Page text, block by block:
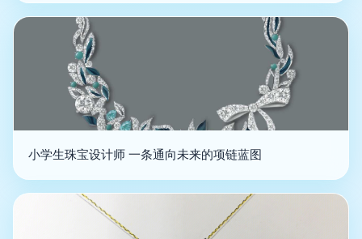
小学生珠宝设计师 一条通向未来的项链蓝图